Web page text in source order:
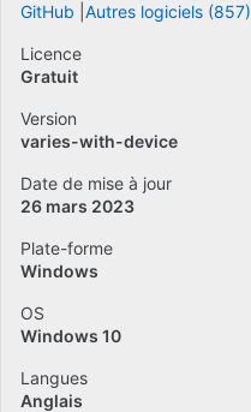
GitHub Autres logiciels (857)
Licence
Gratuit
Version
varies-with-device
Date de mise à jour
26 mars 2023
Plate-forme
Windows
OS
Windows 10
Langues
Anglais